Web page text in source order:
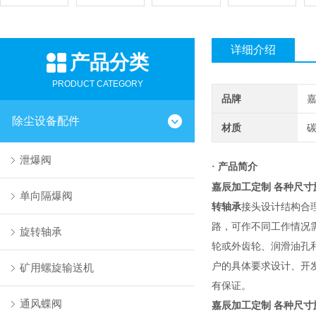
产品分类
PRODUCT CATEGORY
除尘设备配件
泄爆阀
单向隔爆阀
旋转轴承
矿用螺旋输送机
通风蝶阀
详细介绍
品牌
材质
· 产品简介
嘉辰加工定制 各种尺寸
转轴承接头设计结构合
路，可作不同工作情况
轮或外齿轮、润滑油孔
户的具体要求设计、
有保证。
嘉辰加工定制 各种尺寸